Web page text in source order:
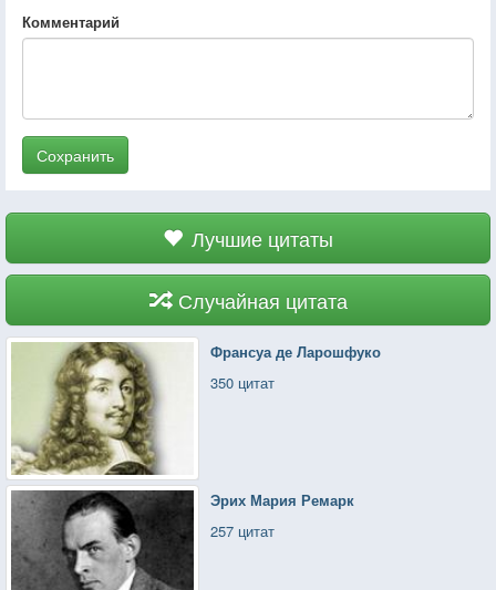
Комментарий
Сохранить
Лучшие цитаты
Случайная цитата
Франсуа де Ларошфуко
350 цитат
Эрих Мария Ремарк
257 цитат